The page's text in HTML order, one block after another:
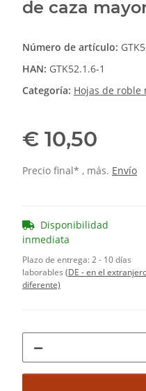
de caza
Número de artículo:
HAN: GTK52.1.6-1
Categoría: Hojas de roble
€ 10,50
Precio final* , más. Envío
Disponibilidad
inmediata
Plazo de entrega:2 - 10 días
laborables (DE - en el
diferente)